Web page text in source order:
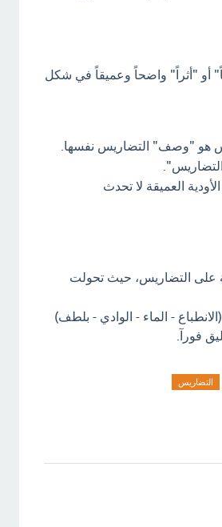
أو "أثراً" واضحاً وعميقاً في شكل
هو "وصف" التضاريس نفسها.
العميقة لا تحدث
على التضاريس، حيث تحولت
- الماء - الوادي - بلطف)
فورآ.
التضاريس